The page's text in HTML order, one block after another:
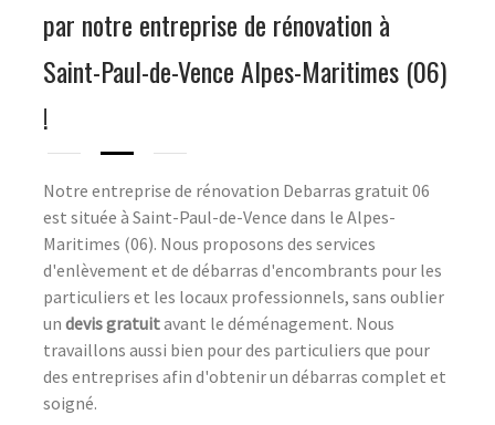
par notre entreprise de rénovation à
Saint-Paul-de-Vence Alpes-Maritimes (06)
!
Notre entreprise de rénovation Debarras gratuit 06
est située à Saint-Paul-de-Vence dans le Alpes-
Maritimes (06). Nous proposons des services
d'enlèvement et de débarras d'encombrants pour les
particuliers et les locaux professionnels, sans oublier
un devis gratuitavant le déménagement. Nous
travaillons aussi bien pour des particuliers que pour
des entreprises afin d'obtenir un débarras complet et
soigné.